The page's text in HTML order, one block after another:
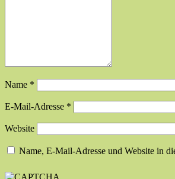
Name *
E-Mail-Adresse *
Website
Name, E-Mail-Adresse und Website in